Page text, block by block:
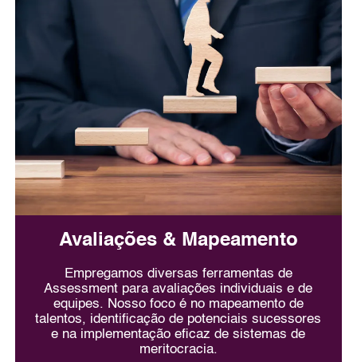
Avaliações & Mapeamento
Empregamos diversas ferramentas de
Assessment para avaliações individuais e de
equipes. Nosso foco é no mapeamento de
talentos, identificação de potenciais sucessores
e na implementação eficaz de sistemas de
meritocracia.